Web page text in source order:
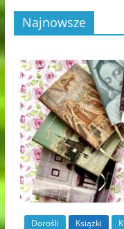
Najnowsze
Dorośli Książki